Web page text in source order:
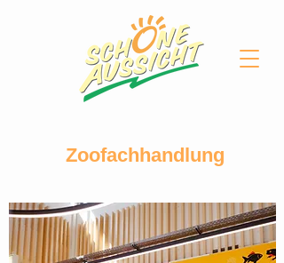
Zoofachhandlung